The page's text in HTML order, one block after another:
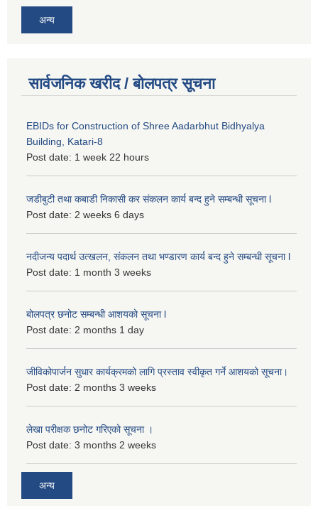
अन्य
सार्वजनिक खरीद / बोलपत्र सूचना
EBIDs for Construction of Shree Aadarbhut Bidhyalya
Building, Katari-8
Post date: 1 week 22 hours
जडीबुटी तथा कबाडी निकासी कर संकलन कार्य बन्द हुने सम्बन्धी सूचना l
Post date: 2 weeks 6 days
नदीजन्य पदार्थ उत्खलन, संकलन तथा भण्डारण कार्य बन्द हुने सम्बन्धी सूचना l
Post date: 1 month 3 weeks
बोलपत्र छनोट सम्बन्धी आशयको सूचना l
Post date: 2 months 1 day
जीविकोपार्जन सुधार कार्यक्रमको लागि प्रस्ताव स्वीकृत गर्ने आशयको सूचना।
Post date: 2 months 3 weeks
लेखा परीक्षक छनोट गरिएको सूचना ।
Post date: 3 months 2 weeks
अन्य